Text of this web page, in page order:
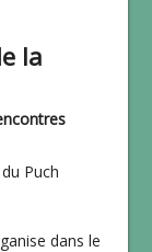
la
Puch
dans le